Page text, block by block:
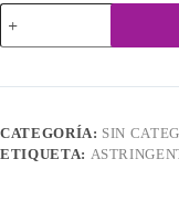
Pink
Lotion
cantidad
CATEGORÍA: SIN
ETIQUETA: